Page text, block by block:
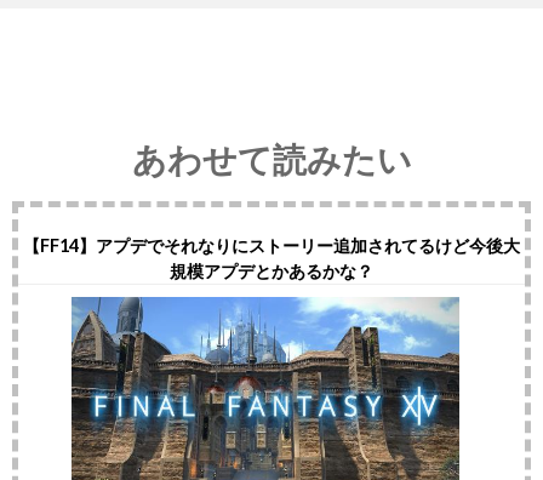
あわせて読みたい
【FF14】アプデでそれなりにストーリー追加されてるけど今後大
規模アプデとかあるかな？